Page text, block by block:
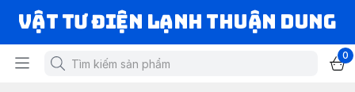
VẬT TƯ ĐIỆN LẠNH THUẬN DUNG
0